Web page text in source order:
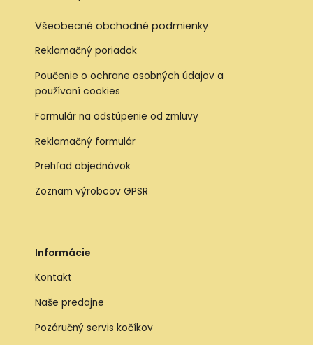
Všeobecné obchodné podmienky
Reklamačný poriadok
Poučenie o ochrane osobných údajov a
používaní cookies
Formulár na odstúpenie od zmluvy
Reklamačný formulár
Prehľad objednávok
Zoznam výrobcov GPSR
Informácie
Kontakt
Naše predajne
Pozáručný servis kočíkov